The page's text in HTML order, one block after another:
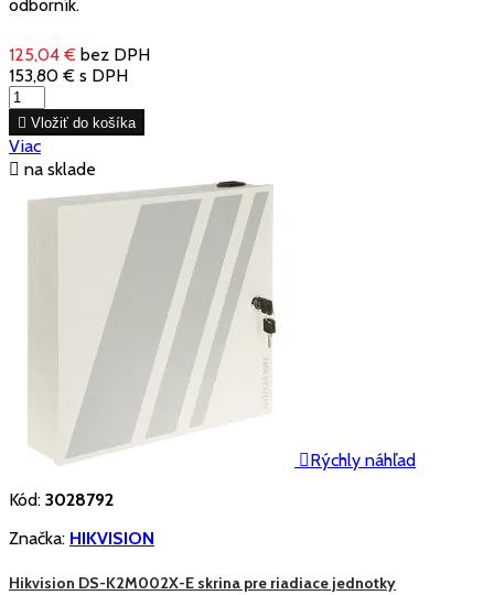
odborník.
125,04 € bez DPH
153,80 € s DPH
 Vložiť do košíka
Viac
 na sklade
Rýchly náhľad
Kód: 3028792
Značka: HIKVISION
Hikvision DS-K2M002X-E skrina pre riadiace jednotky